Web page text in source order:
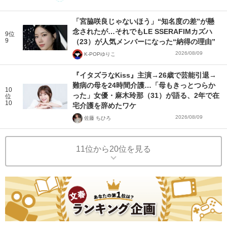
9位
9
「宮脇咲良じゃないほう」“知名度の差”が懸
念されたが…それでもLE SSERAFIMカズハ
（23）が人気メンバーになった“納得の理由”
K-POPゆりこ 2026/08/09
10
位
10
『イタズラなKiss』主演→26歳で芸能引退→
難病の母を24時間介護…「母もきっとつらか
った」女優・麻木玲那（31）が語る、2年で在
宅介護を辞めたワケ
佐藤 ちひろ 2026/08/09
11位から20位を見る